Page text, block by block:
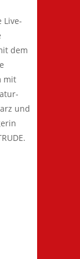
Live-
dem
mit
und